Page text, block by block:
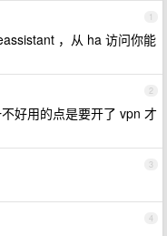
1
，从 ha 访问你能
2
好用的点是要开了 vpn 才
3
4